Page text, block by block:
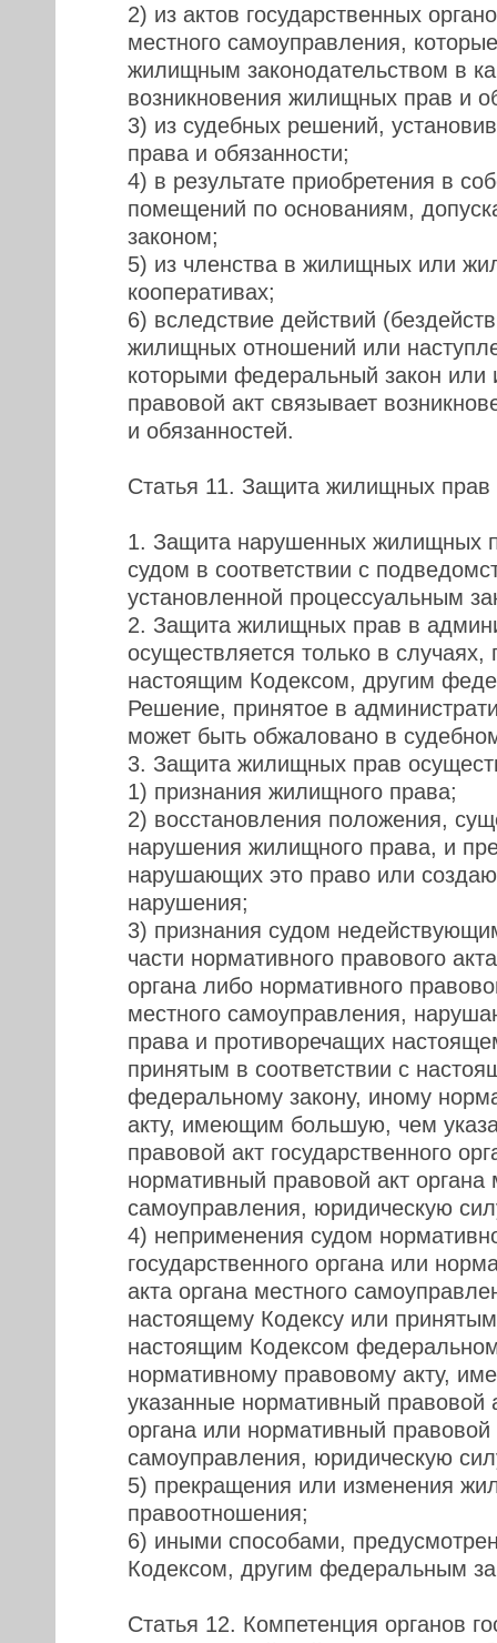
2) из актов государственных
местного самоуправления,
жилищным законодательством в
возникновения жилищных прав и
3) из судебных решений,
права и обязанности;
4) в результате приобретения в
помещений по основаниям,
законом;
5) из членства в жилищных или
кооперативах;
6) вследствие действий
жилищных отношений или
которыми федеральный закон или
правовой акт связывает
и обязанностей.
Статья 11. Защита жилищных прав
1. Защита нарушенных жилищных
судом в соответствии с
установленной процессуальным
2. Защита жилищных прав в
осуществляется только в
настоящим Кодексом, другим
Решение, принятое в
может быть обжаловано в
3. Защита жилищных прав
1) признания жилищного права;
2) восстановления положения,
нарушения жилищного права, и
нарушающих это право или
нарушения;
3) признания судом
части нормативного правового
органа либо нормативного
местного самоуправления,
права и противоречащих
принятым в соответствии с
федеральному закону, иному
акту, имеющим большую, чем
правовой акт государственного
нормативный правовой акт органа
самоуправления, юридическую
4) неприменения судом
государственного органа или
акта органа местного
настоящему Кодексу или принятым
настоящим Кодексом
нормативному правовому акту,
указанные нормативный правовой
органа или нормативный правовой
самоуправления, юридическую
5) прекращения или изменения
правоотношения;
6) иными способами,
Кодексом, другим федеральным
Статья 12. Компетенция органов